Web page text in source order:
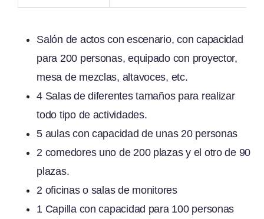
Salón de actos con escenario, con capacidad
para 200 personas, equipado con proyector,
mesa de mezclas, altavoces, etc.
4 Salas de diferentes tamaños para realizar
todo tipo de actividades.
5 aulas con capacidad de unas 20 personas
2 comedores uno de 200 plazas y el otro de 90
plazas.
2 oficinas o salas de monitores
1 Capilla con capacidad para 100 personas